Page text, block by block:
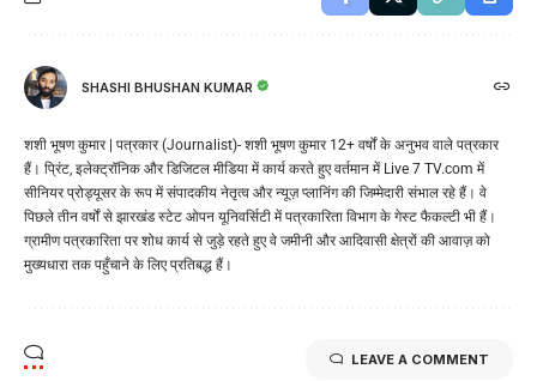
SHASHI BHUSHAN KUMAR
शशी भूषण कुमार | पत्रकार (Journalist)- शशी भूषण कुमार 12+ वर्षों के अनुभव वाले पत्रकार
हैं। प्रिंट, इलेक्ट्रॉनिक और डिजिटल मीडिया में कार्य करते हुए वर्तमान में Live 7 TV.com में
सीनियर प्रोड्यूसर के रूप में संपादकीय नेतृत्व और न्यूज़ प्लानिंग की जिम्मेदारी संभाल रहे हैं। वे
पिछले तीन वर्षों से झारखंड स्टेट ओपन यूनिवर्सिटी में पत्रकारिता विभाग के गेस्ट फैकल्टी भी हैं।
ग्रामीण पत्रकारिता पर शोध कार्य से जुड़े रहते हुए वे जमीनी और आदिवासी क्षेत्रों की आवाज़ को
मुख्यधारा तक पहुँचाने के लिए प्रतिबद्ध हैं।
LEAVE A COMMENT